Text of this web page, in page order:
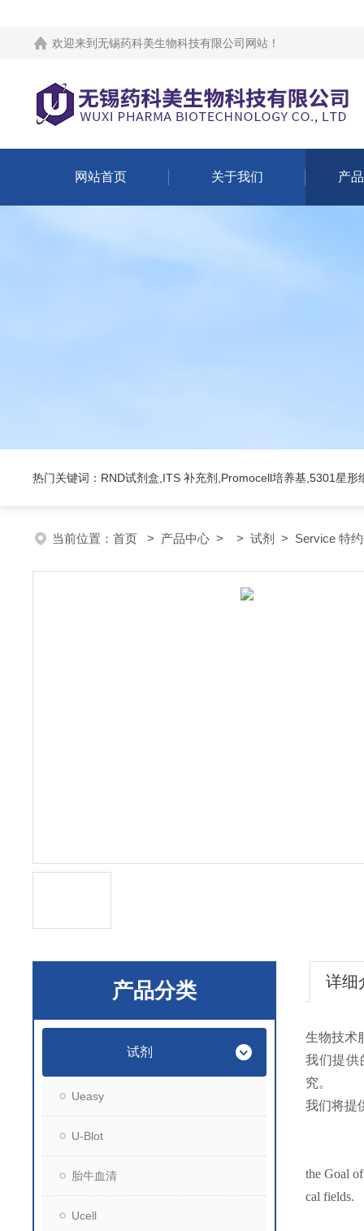
欢迎来到 无锡药科美生物科技有限公司网站 ！
网站首页 关于我们 产
热门关键词：RND试剂盒,ITS 补充剂,Promocell培养基,5301星形
当前位置： 首页 > 产品中心 > > 试剂 > Service 特
产品分类
试剂
Ueasy
U-Blot
胎牛血清
Ucell
详细
生物技术
我们提供
究。
我们将提
the Goal
cal fields.